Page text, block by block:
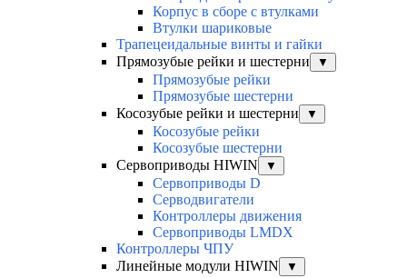
Корпус в сборе с втулками
Втулки шариковые
Трапецеидальные винты и гайки
Прямозубые рейки и шестерни
▼
Прямозубые рейки
Прямозубые шестерни
Косозубые рейки и шестерни
▼
Косозубые рейки
Косозубые шестерни
Сервоприводы HIWIN
▼
Сервоприводы D
Серводвигатели
Контроллеры движения
Сервоприводы LMDX
Контроллеры ЧПУ
Линейные модули HIWIN
▼